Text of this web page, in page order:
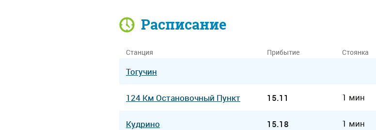
Расписание
Станция Прибытие Стоянка
Тогучин
124 Км Остановочный Пункт 15.11 1 мин
Кудрино 15.18 1 мин